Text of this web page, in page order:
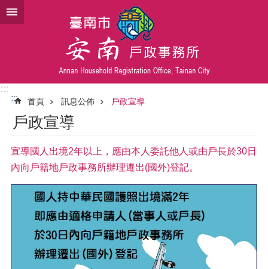
跳到主要內容區塊
:::
:::
首頁 訊息公佈 戶政宣導
戶政宣導
宣導國人出境2年以上，應由本人委託他人或由戶長於30日
內向戶籍地戶政事務所辦理遷出(國外)登記。